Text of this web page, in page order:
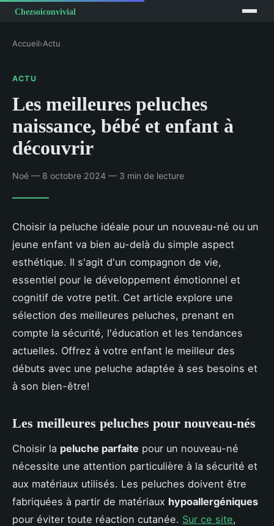
Accueil›Actu
ACTU
Les meilleures peluches
naissance, bébé et enfant à
découvrir
Noé — 8 octobre 2024 — 3 min de lecture
Choisir la peluche idéale pour un nouveau-né ou un
jeune enfant va bien au-delà du simple aspect
esthétique. Il s'agit d'un compagnon de vie,
essentiel pour le développement émotionnel et
cognitif de votre petit. Cet article explore une
sélection des meilleures peluches, prenant en
compte la sécurité, l'éducation et les tendances
actuelles. Offrez à votre enfant le meilleur des
débuts avec une peluche adaptée à ses besoins et
à son bien-être!
Les meilleures peluches pour nouveau-nés
Choisir la peluche parfaite pour un nouveau-né
nécessite une attention particulière à la sécurité et
aux matériaux utilisés. Les peluches doivent être
fabriquées à partir de matériaux hypoallergéniques
pour éviter toute réaction cutanée. Sur ce site,